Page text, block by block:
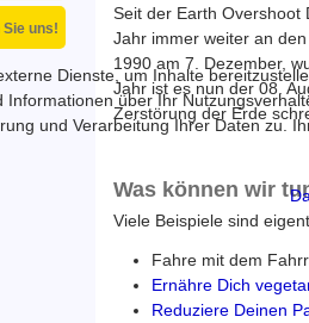
uns!
Seit der Earth Overshoot
Jahr immer weiter an
1990 am 7. Dezember,
Jahr ist es nun der 08.
Zerstörung der Erde
Was können wir
Viele Beispiele sind
Fahre mit dem
Ernähre Dich
Reduziere Deinen
Dienste, um Inhalte
über Ihr
und Verarbeitung Ihrer Daten zu.